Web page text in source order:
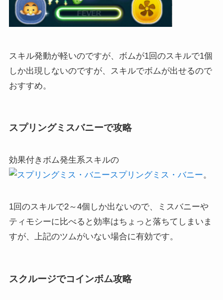
スキル発動が軽いのですが、ボムが1回のスキルで1個
しか出現しないのですが、スキルでボムが出せるので
おすすめ。
スプリングミスバニーで攻略
効果付きボム発生系スキルの
スプリングミス・バニー。
1回のスキルで2～4個しか出ないので、ミスバニーや
ティモシーに比べると効率はちょっと落ちてしまいま
すが、上記のツムがいない場合に有効です。
スクルージでコインボム攻略